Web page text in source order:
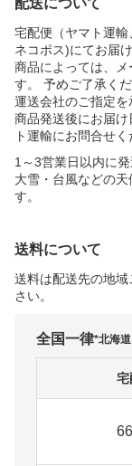
宅配便（ヤマト運
ネコポス)にてお届
商品によっては、
す。 予めご了承くだ
運送会社のご指定を
商品発送後にお届
ト運輸にお問合せく
1～3営業日以内に発
大雪・台風などの
す。
送料について
送料は配送先の地
さい。
全国一律*北海
宅